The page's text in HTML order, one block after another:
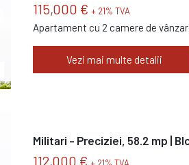
115,000 € + 21% TVA
Apartament cu 2 camere de
Vezi mai multe detalii
Militari - Preciziei, 58.2 mp |
112,000 €